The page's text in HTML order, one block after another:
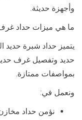
وأجهزة حديثة.
ما هي ميزات حداد
يتميز حداد شبرة
حديد وتفصيل غرف
بمواصفات ممتازة.
ونعمل في:
نؤمن حداد